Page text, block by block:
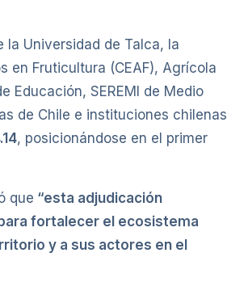
Universidad de Talca, la
en Fruticultura (CEAF), Agrícola
Educación, SEREMI de Medio
de Chile e instituciones chilenas
, posicionándose en el primer
que “esta adjudicación
fortalecer el ecosistema
y a sus actores en el